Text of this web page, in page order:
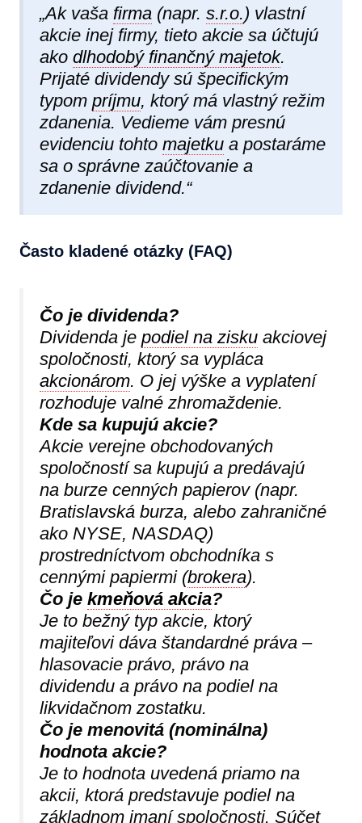
„Ak vaša firma (napr. s.r.o.) vlastní
akcie inej firmy, tieto akcie sa účtujú
ako dlhodobý finančný majetok.
Prijaté dividendy sú špecifickým
typom príjmu, ktorý má vlastný režim
zdanenia. Vedieme vám presnú
evidenciu tohto majetku a postaráme
sa o správne zaúčtovanie a
zdanenie dividend.“
Často kladené otázky (FAQ)
Čo je dividenda?
Dividenda je podiel na zisku akciovej
spoločnosti, ktorý sa vypláca
akcionárom. O jej výške a vyplatení
rozhoduje valné zhromaždenie.
Kde sa kupujú akcie?
Akcie verejne obchodovaných
spoločností sa kupujú a predávajú
na burze cenných papierov (napr.
Bratislavská burza, alebo zahraničné
ako NYSE, NASDAQ)
prostredníctvom obchodníka s
cennými papiermi (brokera).
Čo je kmeňová akcia?
Je to bežný typ akcie, ktorý
majiteľovi dáva štandardné práva –
hlasovacie právo, právo na
dividendu a právo na podiel na
likvidačnom zostatku.
Čo je menovitá (nominálna)
hodnota akcie?
Je to hodnota uvedená priamo na
akcii, ktorá predstavuje podiel na
základnom imaní spoločnosti. Súčet